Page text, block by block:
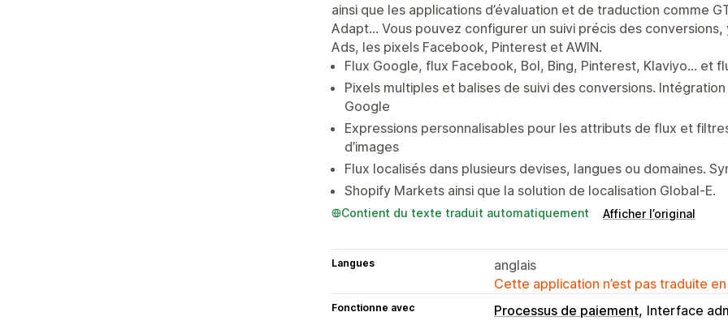
ainsi que les applications d’évaluation et de traduction comme
Adapt... Vous pouvez configurer un suivi précis des
Ads, les pixels Facebook, Pinterest et AWIN.
Flux Google, flux Facebook, Bol, Bing, Pinterest, Klaviyo... et
Pixels multiples et balises de suivi des conversions.
Google
Expressions personnalisables pour les attributs de flux et
d’images
Flux localisés dans plusieurs devises, langues ou domaines.
Shopify Markets ainsi que la solution de localisation Global-E.
Contient du texte traduit automatiquement Afficher l’original
Langues
anglais
Cette application n’est pas traduite
Fonctionne avec Processus de paiement Interface